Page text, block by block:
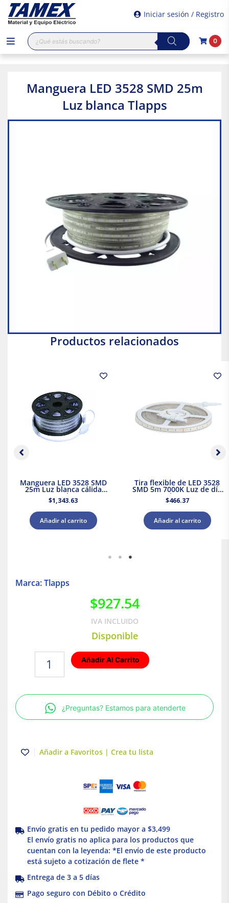
Iniciar sesión / Registro
Búsqueda
de
productos
0
Manguera LED 3528 SMD 25m
Luz blanca Tlapps
Productos relacionados
Manguera LED 3528 SMD
25m Luz blanca cálida
150W Tlapps
$1,343.63
Añadir al carrito
Tira flexible de LED 3528
SMD 5m 7000K Luz de día
Tlapps
$466.37
Añadir al carrito
Marca: Tlapps
$927.54
IVA INCLUIDO
Disponible
25m
Luz
blanca
Añadir Al Carrito
¿Preguntas? Estamos para atenderte
Añadir a Favoritos | Crea tu lista
Envío gratis en tu pedido mayor a $3,499
El envío gratis no aplica para los productos que
cuentan con la leyenda: *El envío de este producto
está sujeto a cotización de flete *
Entrega de 3 a 5 días
Pago seguro con Débito o Crédito